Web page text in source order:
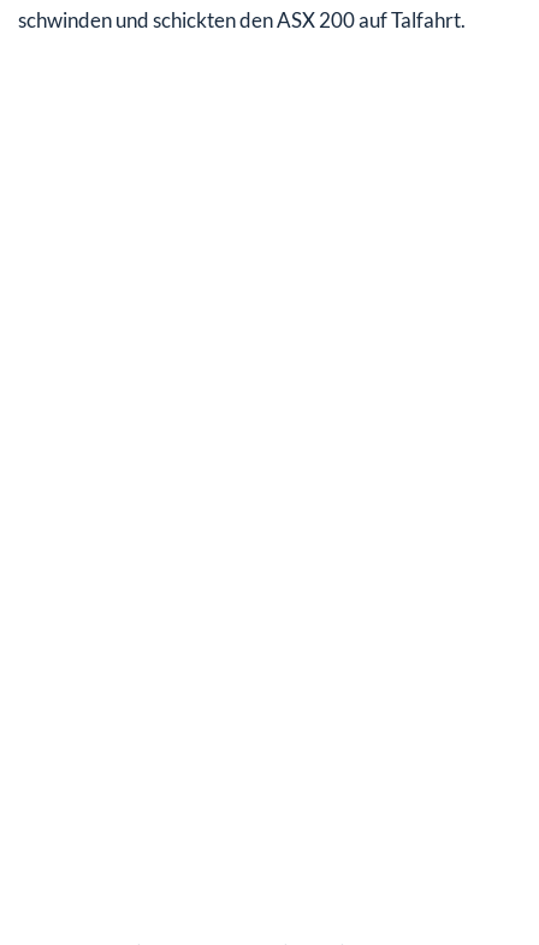
schwinden und schickten den ASX 200 auf Talfahrt.